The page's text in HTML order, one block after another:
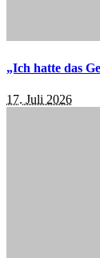
„Ich hatte das
17. Juli 2026